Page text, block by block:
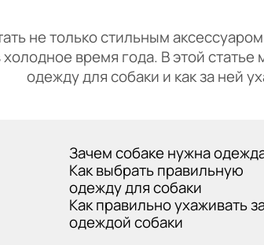
не только стильным
время года. В этой
одежду для собаки и как за ней
Зачем собаке нужна
Как выбрать правильную
одежду для собаки
Как правильно ухаживать
одеждой собаки